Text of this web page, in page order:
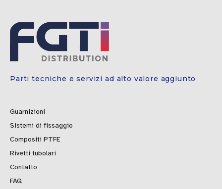
Parti tecniche e servizi ad alto valore aggiunto
Guarnizioni
Sistemi di fissaggio
Compositi PTFE
Rivetti tubolari
Contatto
FAQ